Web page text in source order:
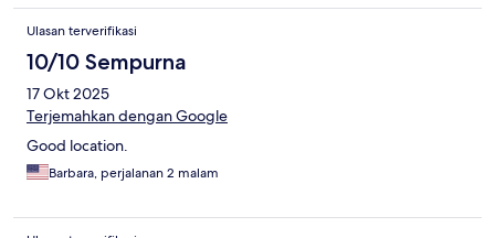
Ulasan terverifikasi
10/10 Sempurna
17 Okt 2025
Terjemahkan dengan Google
Good location.
Barbara, perjalanan 2 malam